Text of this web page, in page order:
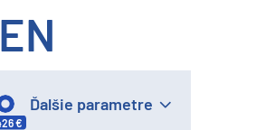
€
Ďalšie parametre